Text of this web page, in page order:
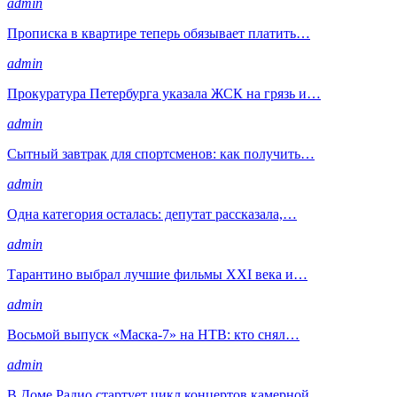
Прописка в квартире теперь обязывает платить…
admin
Прокуратура Петербурга указала ЖСК на грязь и…
admin
Сытный завтрак для спортсменов: как получить…
admin
Одна категория осталась: депутат рассказала,…
admin
Тарантино выбрал лучшие фильмы XXI века и…
admin
Восьмой выпуск «Маска-7» на НТВ: кто снял…
admin